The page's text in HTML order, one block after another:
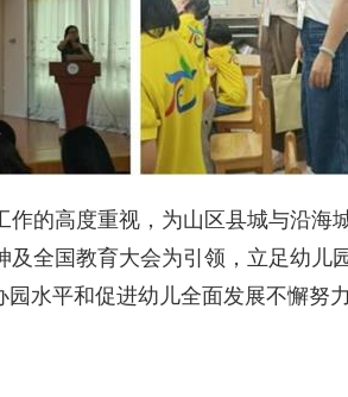
高度重视，为山区县城与沿海
全国教育大会为引领，立足幼儿
水平和促进幼儿全面发展不懈努力